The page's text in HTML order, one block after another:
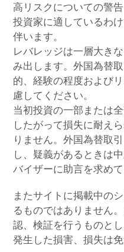
高リスクについての警
投資家に適しているわ
伴います。
レバレッジは一層大き
み出します。外国為替
的、経験の程度および
慮してください。
当初投資の一部または
したがって損失に耐え
りません。外国為替取
し、疑義があるときは
バイザーに助言を求めて
またサイトに掲載中の
るものではありません
認、検証を行うものと
発生した損害、損失は